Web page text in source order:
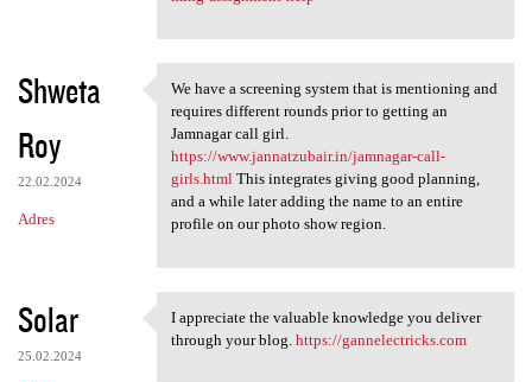
Shweta
Roy
22.02.2024
Adres
We have a screening system
We have a screening system that is mentioning and
requires different rounds prior to getting an
Jamnagar call girl.
https://www.jannatzubair.in/jamnagar-call-
girls.htmlThis integrates giving good planning,
and a while later adding the name to an entire
profile on our photo show region.
Solar
25.02.2024
I appreciate the valuable
I appreciate the valuable knowledge you deliver
through your blog. https://gannelectricks.com